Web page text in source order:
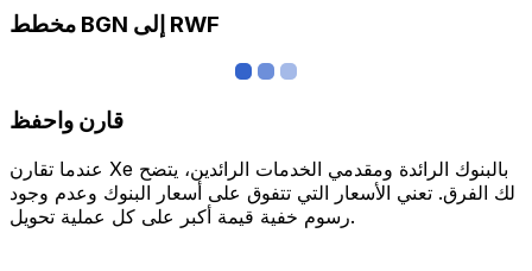
مخطط BGN إلى RWF
قارن واحفظ
عندما تقارن Xe بالبنوك الرائدة ومقدمي الخدمات الرائدين، يتضح
لك الفرق. تعني الأسعار التي تتفوق على أسعار البنوك وعدم وجود
رسوم خفية قيمة أكبر على كل عملية تحويل.